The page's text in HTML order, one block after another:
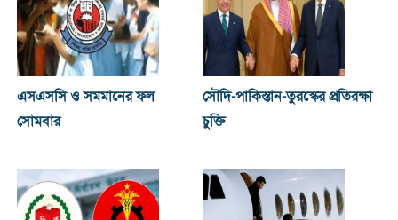
এসএসসি ও সমমানের ফল
সোমবার
সৌদি-পাকিস্তান-তুরস্কের প্রতিরক্ষা
চুক্তি